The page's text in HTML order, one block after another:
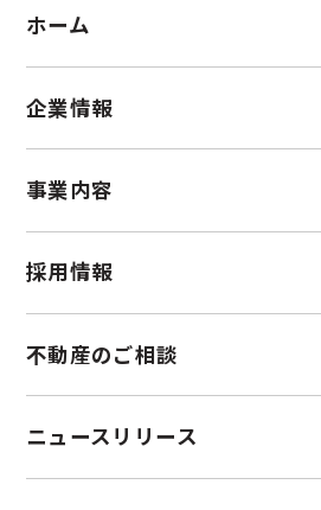
ホーム
企業情報
事業内容
採用情報
不動産のご相談
ニュースリリース